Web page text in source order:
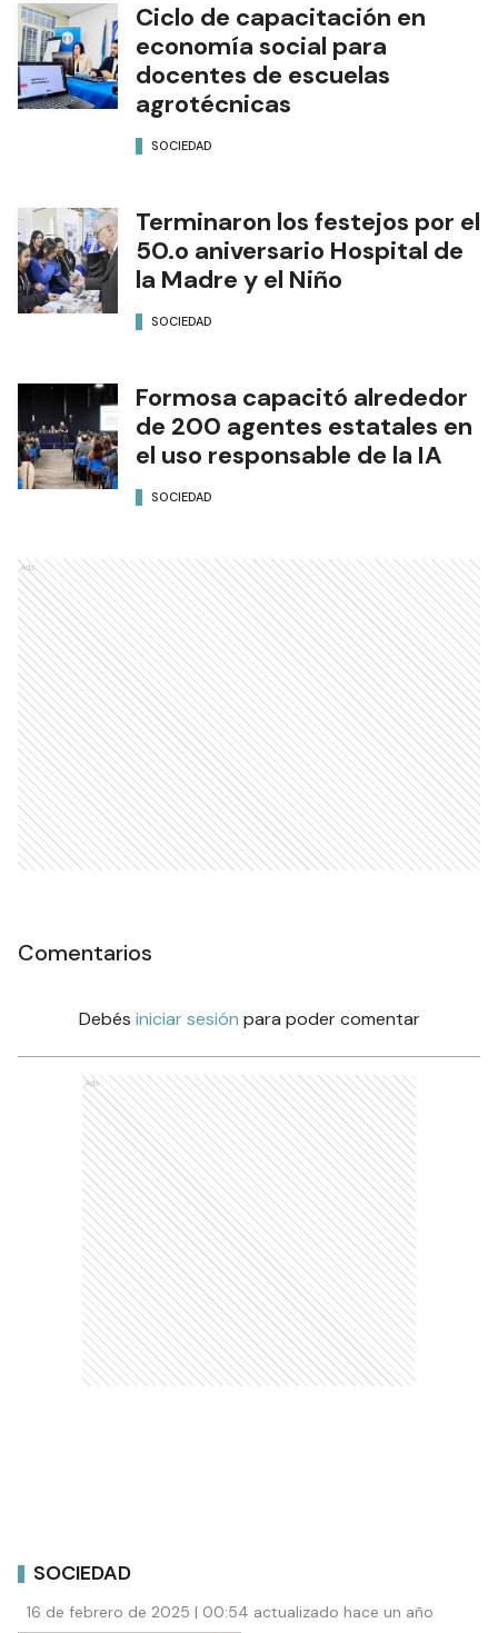
Ciclo de capacitación en
economía social para
docentes de escuelas
agrotécnicas
SOCIEDAD
Terminaron los festejos por el
50.o aniversario Hospital de
la Madre y el Niño
SOCIEDAD
Formosa capacitó alrededor
de 200 agentes estatales en
el uso responsable de la IA
SOCIEDAD
Ads
Comentarios
Debés iniciar sesión para poder comentar
Ads
SOCIEDAD
16 de febrero de 2025 | 00:54 actualizado hace un año